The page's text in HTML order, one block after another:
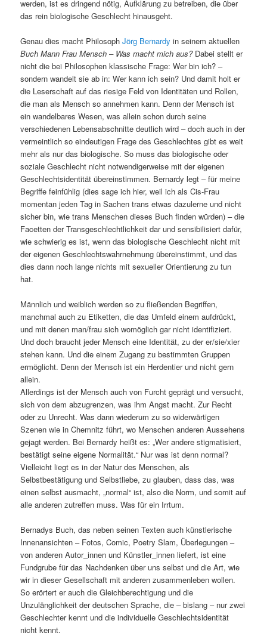
werden, ist es dringend nötig, Aufklärung zu betreiben, die über
das rein biologische Geschlecht hinausgeht.
Genau dies macht PhilosophJörg Bernardy in seinem aktuellen
Buch Mann Frau Mensch – Was macht mich aus?Dabei stellt er
nicht die bei Philosophen klassische Frage: Wer bin ich? –
sondern wandelt sie ab in: Wer kann ich sein? Und damit holt er
die Leserschaft auf das riesige Feld von Identitäten und Rollen,
die man als Mensch so annehmen kann. Denn der Mensch ist
ein wandelbares Wesen, was allein schon durch seine
verschiedenen Lebensabschnitte deutlich wird – doch auch in der
vermeintlich so eindeutigen Frage des Geschlechtes gibt es weit
mehr als nur das biologische. So muss das biologische oder
soziale Geschlecht nicht notwendigerweise mit der eigenen
Geschlechtsidentität übereinstimmen. Bernardy legt – für meine
Begriffe feinfühlig (dies sage ich hier, weil ich als Cis-Frau
momentan jeden Tag in Sachen trans etwas dazulerne und nicht
sicher bin, wie trans Menschen dieses Buch finden würden) – die
Facetten der Transgeschlechtlichkeit dar und sensibilisiert dafür,
wie schwierig es ist, wenn das biologische Geschlecht nicht mit
der eigenen Geschlechtswahrnehmung übereinstimmt, und das
dies dann noch lange nichts mit sexueller Orientierung zu tun
hat.
Männlich und weiblich werden so zu fließenden Begriffen,
manchmal auch zu Etiketten, die das Umfeld einem aufdrückt,
und mit denen man/frau sich womöglich gar nicht identifiziert.
Und doch braucht jeder Mensch eine Identität, zu der er/sie/xier
stehen kann. Und die einem Zugang zu bestimmten Gruppen
ermöglicht. Denn der Mensch ist ein Herdentier und nicht gern
allein.
Allerdings ist der Mensch auch von Furcht geprägt und versucht,
sich von dem abzugrenzen, was ihm Angst macht. Zur Recht
oder zu Unrecht. Was dann wiederum zu so widerwärtigen
Szenen wie in Chemnitz führt, wo Menschen anderen Aussehens
gejagt werden. Bei Bernardy heißt es: „Wer andere stigmatisiert,
bestätigt seine eigene Normalität.“ Nur was ist denn normal?
Vielleicht liegt es in der Natur des Menschen, als
Selbstbestätigung und Selbstliebe, zu glauben, dass das, was
einen selbst ausmacht, „normal“ ist, also die Norm, und somit auf
alle anderen zutreffen muss. Was für ein Irrtum.
Bernadys Buch, das neben seinen Texten auch künstlerische
Innenansichten – Fotos, Comic, Poetry Slam, Überlegungen –
von anderen Autor_innen und Künstler_innen liefert, ist eine
Fundgrube für das Nachdenken über uns selbst und die Art, wie
wir in dieser Gesellschaft mit anderen zusammenleben wollen.
So erörtert er auch die Gleichberechtigung und die
Unzulänglichkeit der deutschen Sprache, die – bislang – nur zwei
Geschlechter kennt und die individuelle Geschlechtsidentität
nicht kennt.